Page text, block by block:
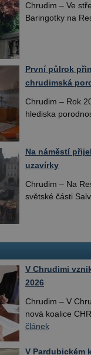
Chrudim – Ve
Baringotky na
První půlrok
chrudimská
Chrudim – Rok
hlediska
Na náměstí
uzavírky
Chrudim – Na
světské části
V Chrudimi
2026
Chrudim – V
nová koalice
článek
V Pardubickém